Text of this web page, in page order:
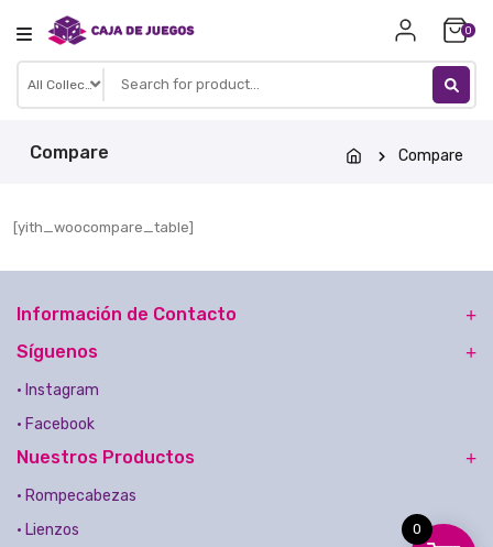
content
0
Compare Compare
[yith_woocompare_table]
Información de Contacto
Síguenos
• Instagram
• Facebook
Nuestros Productos
• Rompecabezas
• Lienzos
0